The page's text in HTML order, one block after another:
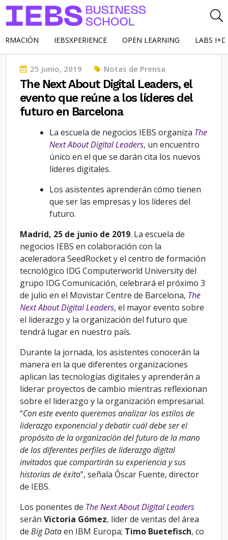
IEBSXPERIENCE OPEN LEARNING LABS
Posted
on
25 junio, 2019 Notas de Prensa
The Next About Digital Leaders, el
evento que reúne a los líderes del
futuro en Barcelona
La escuela de negocios IEBS organiza The
Next About Digital Leaders, un encuentro
único en el que se darán cita los nuevos
líderes digitales.
Los asistentes aprenderán cómo tienen
que ser las empresas y los líderes del
futuro.
Madrid, 25 de junio de 2019. La escuela de
negocios IEBS en colaboración con la
aceleradora SeedRocket y el centro de formación
tecnológico IDG Computerworld University del
grupo IDG Comunicación, celebrará el próximo 3
de julio en el Movistar Centre de Barcelona, The
Next About Digital Leaders, el mayor evento sobre
el liderazgo y la organización del futuro que
tendrá lugar en nuestro país.
Durante la jornada, los asistentes conocerán la
manera en la que diferentes organizaciones
aplican las tecnologías digitales y aprenderán a
liderar proyectos de cambio mientras reflexionan
sobre el liderazgo y la organización empresarial.
“Con este evento queremos analizar los estilos de
liderazgo exponencial y debatir cuál debe ser el
propósito de la organización del futuro de la mano
de los diferentes perfiles de liderazgo digital
invitados que compartirán su experiencia y sus
historias de éxito”, señala Óscar Fuente, director
de IEBS.
Los ponentes de The Next About Digital Leaders
serán Victoria Gómez, líder de ventas del área
de Big Dataen IBM Europa; Timo Buetefisch, co